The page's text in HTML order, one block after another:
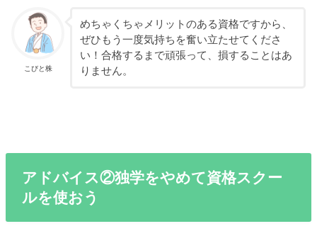
こびと株
めちゃくちゃメリットのある資格ですから、
ぜひもう一度気持ちを奮い立たせてくださ
い！合格するまで頑張って、損することはあ
りません。
アドバイス②独学をやめて資格スクー
ルを使おう